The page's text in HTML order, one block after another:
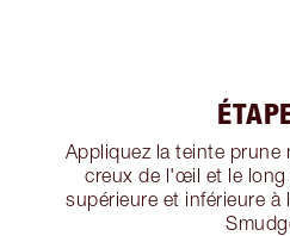
Appliquez la teinte prune
creux de l'œil et le long
supérieure et inférieure à